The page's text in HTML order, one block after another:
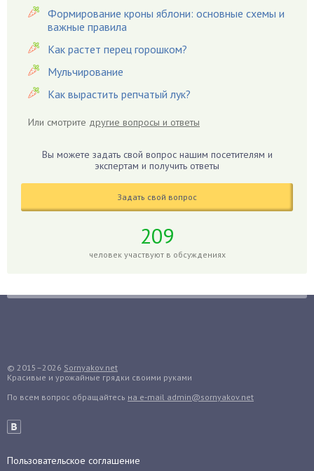
Вредители
Гардения
Гацания
Гвоздики
Георгины
Гиацинт
Гладиолусы
Гранат
Грядки
Гуава
Декабрист
Формирование кроны яблони: основные схемы и
важные правила
Как растет перец горошком?
Мульчирование
Как вырастить репчатый лук?
Или смотрите другие вопросы и ответы
Вы можете задать свой вопрос нашим посетителям и
экспертам и получить ответы
Задать свой вопрос
209
человек участвуют в обсуждениях
© 2015–2026 Sornyakov.net
Красивые и урожайные грядки своими руками
По всем вопрос обращайтесь на e-mail admin@sornyakov.net
Пользовательское соглашение